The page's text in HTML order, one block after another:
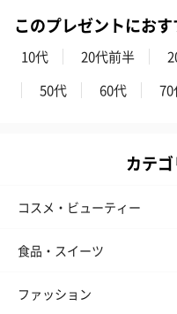
このプレゼントにお
10代 20代前半
50代
60代 70
カテ
コスメ・ビューティー
食品・スイーツ
ファッション